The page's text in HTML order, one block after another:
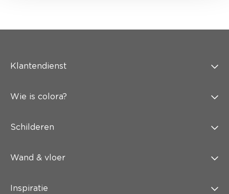
Klantendienst
Wie is colora?
Schilderen
Wand & vloer
Inspiratie